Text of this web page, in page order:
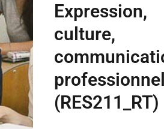
Expression,
culture,
(RES211_RT)